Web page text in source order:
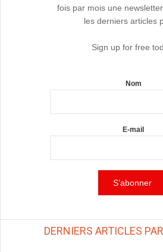
fois par mois une
les derniers articles
Sign up for free
Nom
E-mail
DERNIERS ARTICLES